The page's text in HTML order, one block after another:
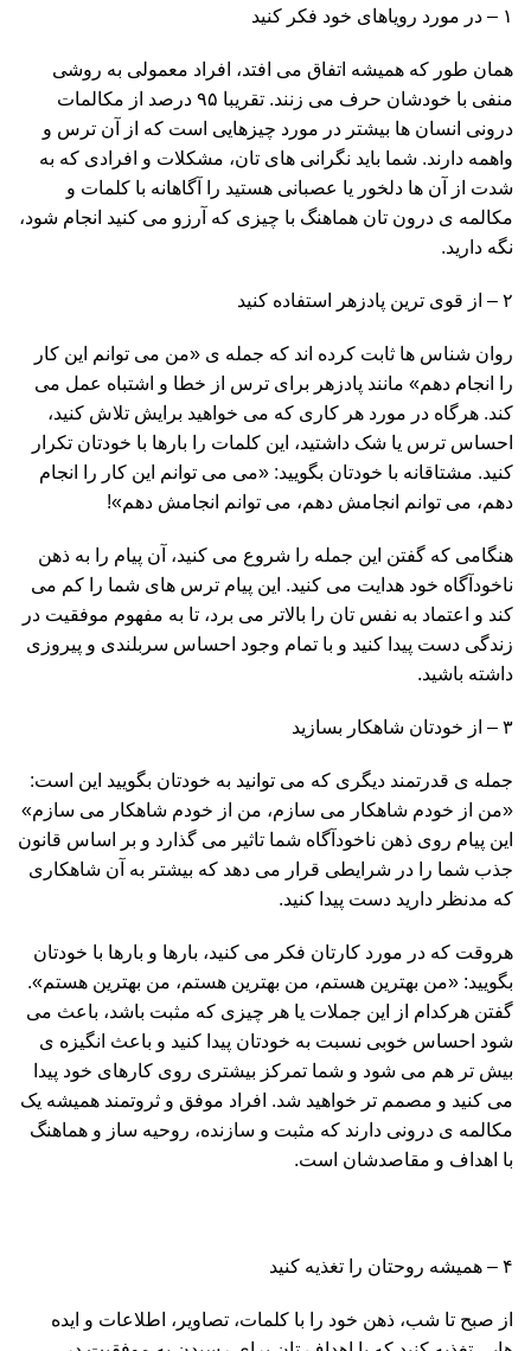
۱ – در مورد رویاهای خود فکر کنید
همان طور که همیشه اتفاق می افتد، افراد معمولی به روشی
منفی با خودشان حرف می زنند. تقریبا ۹۵ درصد از مکالمات
درونی انسان ها بیشتر در مورد چیزهایی است که از آن ترس و
واهمه دارند. شما باید نگرانی های تان، مشکلات و افرادی که به
شدت از آن ها دلخور یا عصبانی هستید را آگاهانه با کلمات و
مکالمه ی درون تان هماهنگ با چیزی که آرزو می کنید انجام شود،
نگه دارید.
۲ – از قوی ترین پادزهر استفاده کنید
روان شناس ها ثابت کرده اند که جمله ی «من می توانم این کار
را انجام دهم» مانند پادزهر برای ترس از خطا و اشتباه عمل می
کند. هرگاه در مورد هر کاری که می خواهید برایش تلاش کنید،
احساس ترس یا شک داشتید، این کلمات را بارها با خودتان تکرار
کنید. مشتاقانه با خودتان بگویید: «می می توانم این کار را انجام
دهم، می توانم انجامش دهم، می توانم انجامش دهم»!
هنگامی که گفتن این جمله را شروع می کنید، آن پیام را به ذهن
ناخودآگاه خود هدایت می کنید. این پیام ترس های شما را کم می
کند و اعتماد به نفس تان را بالاتر می برد، تا به مفهوم موفقیت در
زندگی دست پیدا کنید و با تمام وجود احساس سربلندی و پیروزی
داشته باشید.
۳ – از خودتان شاهکار بسازید
جمله ی قدرتمند دیگری که می توانید به خودتان بگویید این است:
«من از خودم شاهکار می سازم، من از خودم شاهکار می سازم»
این پیام روی ذهن ناخودآگاه شما تاثیر می گذارد و بر اساس قانون
جذب شما را در شرایطی قرار می دهد که بیشتر به آن شاهکاری
که مدنظر دارید دست پیدا کنید.
هروقت که در مورد کارتان فکر می کنید، بارها و بارها با خودتان
بگویید: «من بهترین هستم، من بهترین هستم، من بهترین هستم».
گفتن هرکدام از این جملات یا هر چیزی که مثبت باشد، باعث می
شود احساس خوبی نسبت به خودتان پیدا کنید و باعث انگیزه ی
بیش تر هم می شود و شما تمرکز بیشتری روی کارهای خود پیدا
می کنید و مصمم تر خواهید شد. افراد موفق و ثروتمند همیشه یک
مکالمه ی درونی دارند که مثبت و سازنده، روحیه ساز و هماهنگ
با اهداف و مقاصدشان است.
۴ – همیشه روحتان را تغذیه کنید
از صبح تا شب، ذهن خود را با کلمات، تصاویر، اطلاعات و ایده